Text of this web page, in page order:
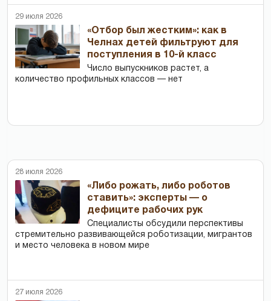
29 июля 2026
«Отбор был жестким»: как в
Челнах детей фильтруют для
поступления в 10-й класс
Число выпускников растет, а
количество профильных классов — нет
28 июля 2026
«Либо рожать, либо роботов
ставить»: эксперты — о
дефиците рабочих рук
Специалисты обсудили перспективы
стремительно развивающейся роботизации, мигрантов
и место человека в новом мире
27 июля 2026